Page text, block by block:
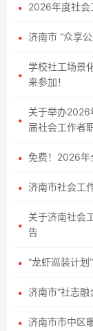
2026年度社会
济南市 “众享
学校社工场景
来参加！
关于举办
届社会工作者
免费！2026年
济南市社会工
关于济南社会
告
“龙虾巡装计
济南市“社志
济南市市中区